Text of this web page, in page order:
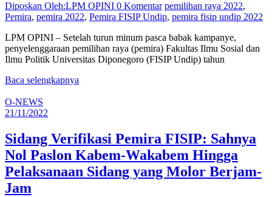
Diposkan Oleh:LPM OPINI 0 Komentar pemilihan raya 2022,
Pemira, pemira 2022, Pemira FISIP Undip, pemira fisip undip 2022
LPM OPINI – Setelah turun minum pasca babak kampanye,
penyelenggaraan pemilihan raya (pemira) Fakultas Ilmu Sosial dan
Ilmu Politik Universitas Diponegoro (FISIP Undip) tahun
Baca selengkapnya
O-NEWS
21/11/2022
Sidang Verifikasi Pemira FISIP: Sahnya
Nol Paslon Kabem-Wakabem Hingga
Pelaksanaan Sidang yang Molor Berjam-
Jam